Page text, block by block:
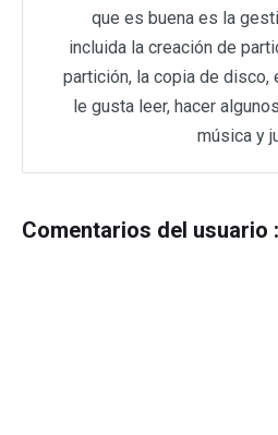
que es buena es la
incluida la creación de
partición, la copia de disco,
le gusta leer, hacer
música y
Comentarios del usuario :